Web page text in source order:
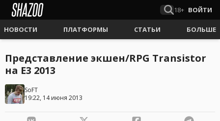
18+ ВОЙТИ
НОВОСТИ ПЛАТФОРМЫ СТАТЬИ БОЛЬШЕ
Представление экшен/RPG Transistor
на E3 2013
SoFT
19:22, 14 июня 2013